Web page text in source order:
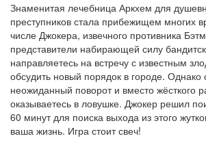
Знаменитая лечебница Аркхем для
преступников стала прибежищем многих
числе Джокера, извечного противника
представители набирающей силу
направляетесь на встречу с известным
обсудить новый порядок в городе.
неожиданный поворот и вместо жёсткого
оказываетесь в ловушке. Джокер решил
60 минут для поиска выхода из этого
ваша жизнь. Игра стоит свеч!